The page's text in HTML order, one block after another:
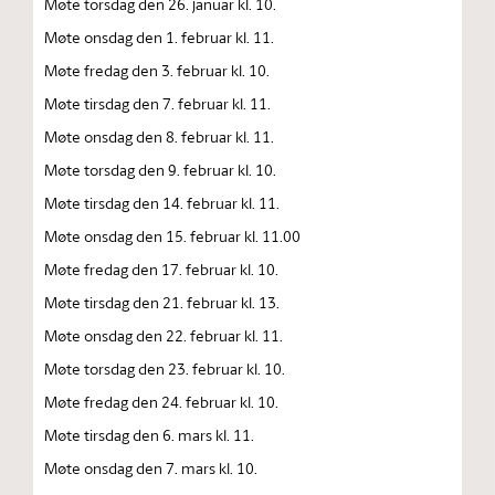
Møte onsdag den 1. februar kl. 11.
Møte fredag den 3. februar kl. 10.
Møte tirsdag den 7. februar kl. 11.
Møte onsdag den 8. februar kl. 11.
Møte torsdag den 9. februar kl. 10.
Møte tirsdag den 14. februar kl. 11.
Møte onsdag den 15. februar kl. 11.00
Møte fredag den 17. februar kl. 10.
Møte tirsdag den 21. februar kl. 13.
Møte onsdag den 22. februar kl. 11.
Møte torsdag den 23. februar kl. 10.
Møte fredag den 24. februar kl. 10.
Møte tirsdag den 6. mars kl. 11.
Møte onsdag den 7. mars kl. 10.